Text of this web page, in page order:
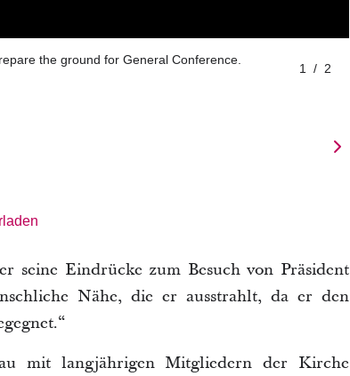
the ground for General Conference.
1 / 2
seine Eindrücke zum Besuch von Präsident
Nähe, die er ausstrahlt, da er den
mit langjährigen Mitgliedern der Kirche